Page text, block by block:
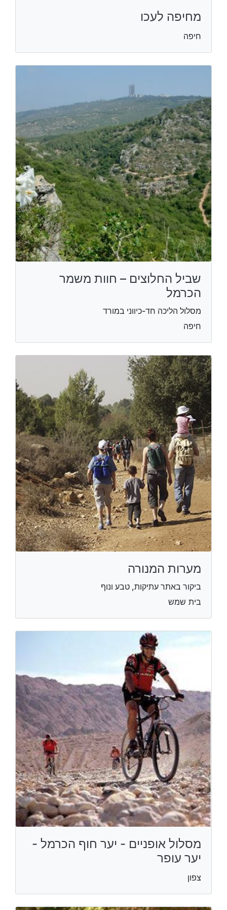
מחיפה לעכו
חיפה
שביל החלוצים – חוות משמר
הכרמל
מסלול הליכה חד-כיווני במורד
חיפה
מערות המנורה
ביקור באתר עתיקות, טבע ונוף
בית שמש
מסלול אופניים - יער חוף הכרמל -
יער עופר
צפון